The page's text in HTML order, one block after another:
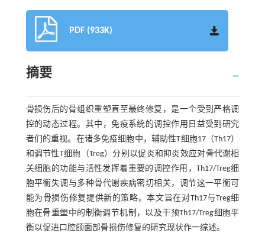
PDF (933K)
摘要
骨损伤后的骨组织重塑直至最终修复，是一个受到严格调
控的动态过程。其中，免疫系统的调控作用日益受到研究
者们的重视。在诸多免疫细胞中，辅助性T细胞17（Th17）
和调节性T细胞（Treg）分别以促炎和抑炎效应对骨代谢相
关细胞的功能与活性发挥着重要的调控作用，Th17/Treg细
胞平衡失调与多种骨代谢疾病密切相关，调节这一平衡可
能为骨损伤修复提供新的策略。本文旨在对Th17与Treg细
胞在骨重塑中的制衡调节机制，以及干预Th17/Treg细胞平
衡以促进口腔颌面部骨损伤修复的研究现状作一综述。